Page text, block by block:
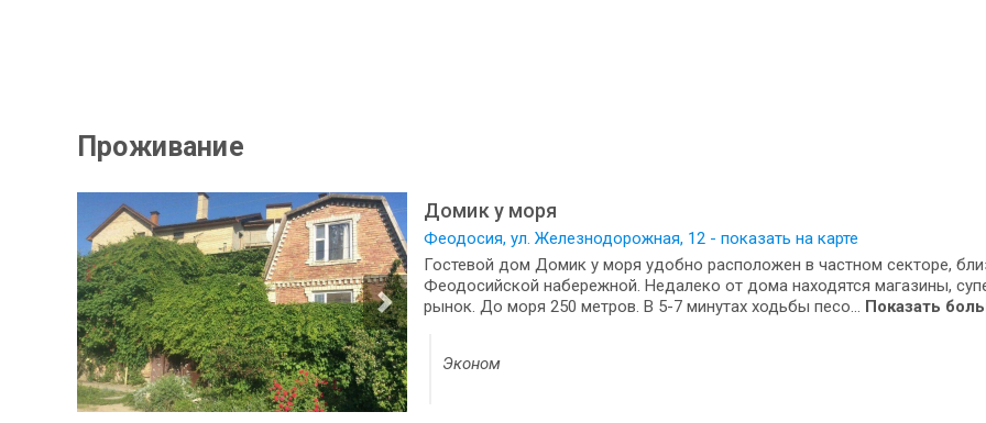
Проживание
Домик у моря
Феодосия, ул. Железнодорожная, 12 - показать на карте
Гостевой дом Домик у моря удобно расположен в частном секторе,
Феодосийской набережной. Недалеко от дома находятся магазины,
рынок. До моря 250 метров. В 5-7 минутах ходьбы песо... Показать
Эконом